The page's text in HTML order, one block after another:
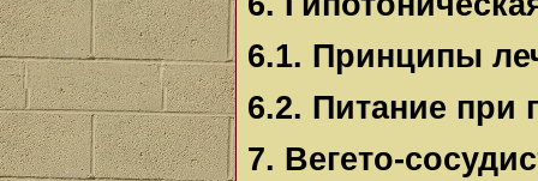
6.1. Принципы
6.2. Питание при
7. Вегето-